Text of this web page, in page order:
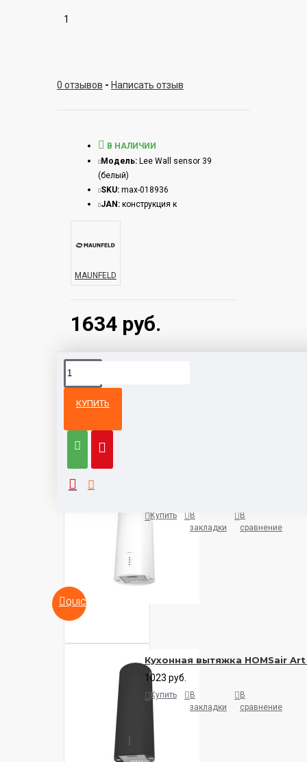
1
0 отзывов - Написать отзыв
1634 руб.
В НАЛИЧИИ
Модель: Lee Wall sensor 39
(белый)
SKU: max-018936
JAN: конструкция к
MAUNFELD
КУПИТЬ
категории
QUICKVIEW
Купить
В
закладки
В
сравнение
Кухонная вытяжка HOMSair
1023 руб.
Купить
В
закладки
В
сравнение